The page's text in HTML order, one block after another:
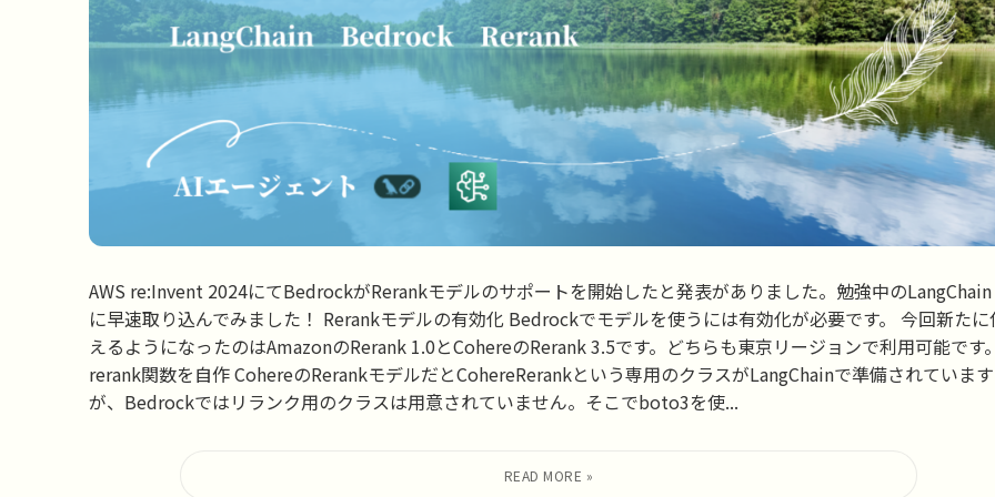
AWS re:Invent 2024にてBedrockがRerankモデルのサポートを開始したと発表がありました。勉強中のLangChain
に早速取り込んでみました！ Rerankモデルの有効化 Bedrockでモデルを使うには有効化が必要です。 今回新たに
えるようになったのはAmazonのRerank 1.0とCohereのRerank 3.5です。どちらも東京リージョンで利用可能です
rerank関数を自作 CohereのRerankモデルだとCohereRerankという専用のクラスがLangChainで準備されています
が、Bedrockではリランク用のクラスは用意されていません。そこでboto3を使...